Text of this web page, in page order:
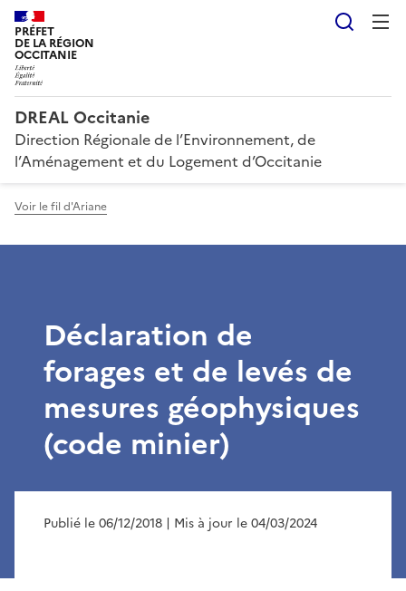
PRÉFET
DE LA RÉGION
OCCITANIE
DREAL Occitanie
Direction Régionale de l’Environnement, de
l’Aménagement et du Logement d’Occitanie
Voir le fil d'Ariane
Déclaration de
forages et de levés de
mesures géophysiques
(code minier)
Publié le 06/12/2018 | Mis à jour le 04/03/2024